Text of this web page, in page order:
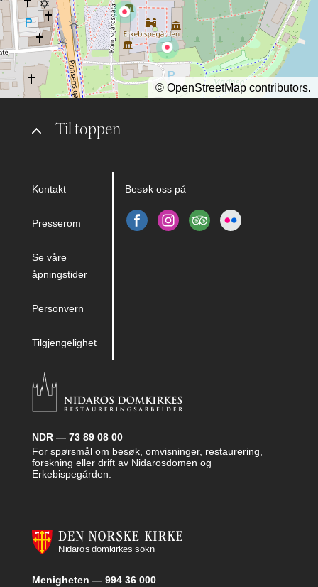
Til toppen
Kontakt
Presserom
Se våre
åpningstider
Personvern
Tilgjengelighet
Besøk oss på
NDR — 73 89 08 00
For spørsmål om besøk, omvisninger, restaurering,
forskning eller drift av Nidarosdomen og
Erkebispegården.
Menigheten — 994 36 000
© OpenStreetMap contributors.